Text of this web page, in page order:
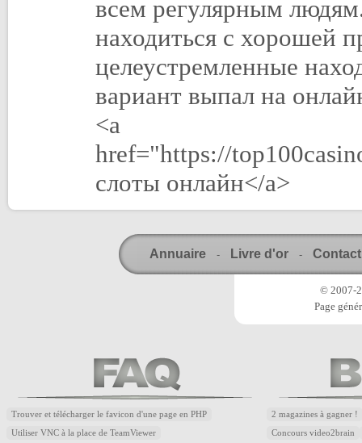
всем регулярным
находиться с хорошей
целеустремленные
вариант выпал на
<a
href="https://
слоты онлайн</a>
Annuaire - Livre d'or - Contact
© 2007-
Page
Trouver et télécharger le favicon d'une page en PHP
Utiliser VNC à la place de TeamViewer
2 magazines à gagner !
Concours video2brain